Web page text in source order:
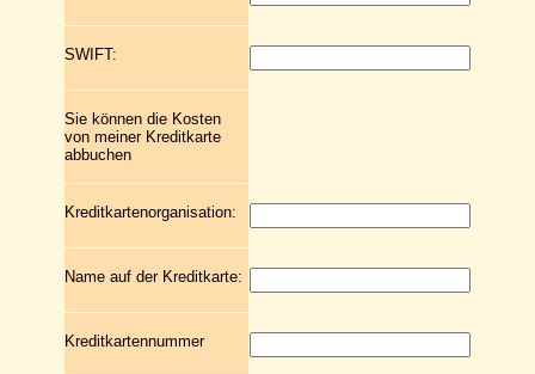
SWIFT:
Sie können die Kosten
von meiner Kreditkarte
abbuchen
Kreditkartenorganisation:
Name auf der Kreditkarte:
Kreditkartennummer